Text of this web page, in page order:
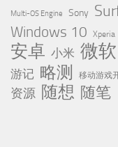
Multi-OS Engine Sony
Windows 10 Xperia
安卓 小米 微软
游记 略测 移动游戏
资源 随想 随笔